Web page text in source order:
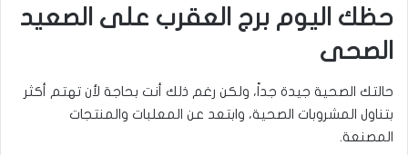
حظك اليوم برج العقرب على الصعيد
الصحى
حالتك الصحية جيدة جداً، ولكن رغم ذلك أنت بحاجة لأن تهتم أكثر
بتناول المشروبات الصحية، وابتعد عن المعلبات والمنتجات
المصنعة.